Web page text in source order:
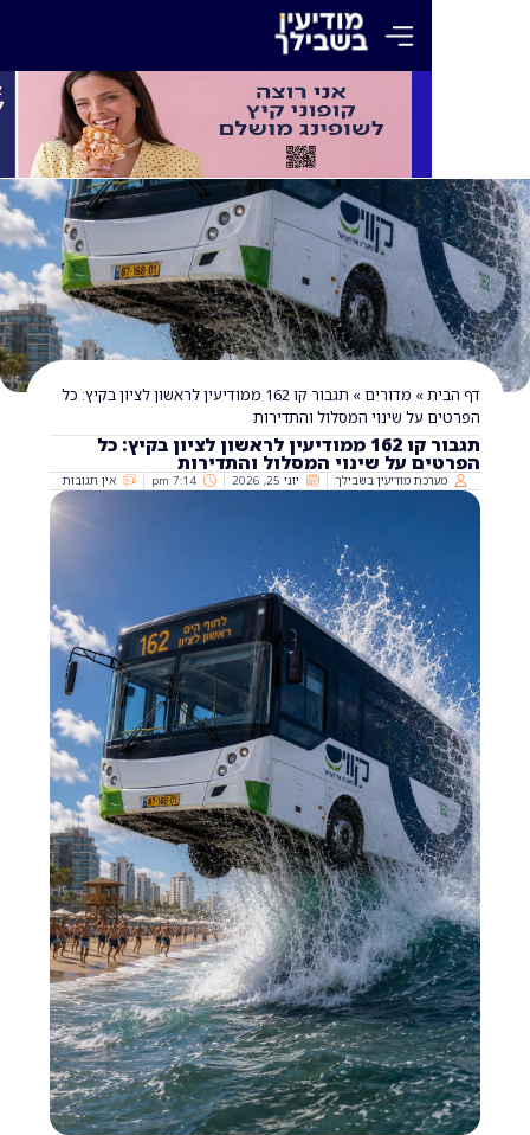
»מדורים »
תגבור קו 162 ממודיעין לראשון לציון בקיץ: כל
שינוי המסלול והתדירות
תגבור קו 162 ממודיעין לראשון לציון בקיץ: כל
על שינוי המסלול והתדירות
מודיעין בשבילך יוני 25, 2026 7:14 pm אין תגובות